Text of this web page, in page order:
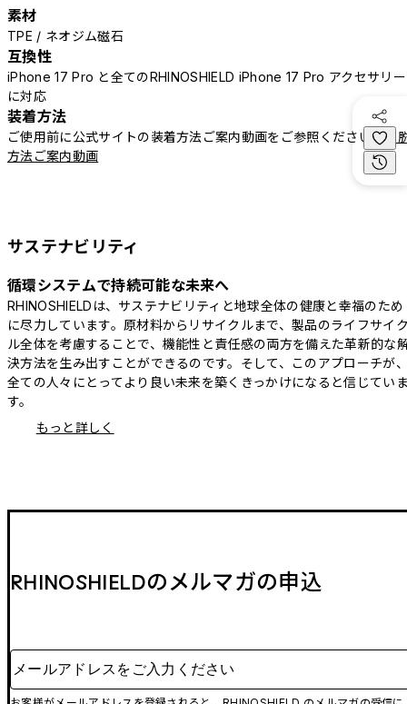
素材
TPE / ネオジム磁石
互換性
iPhone 17 Pro と全てのRHINOSHIELD iPhone 17 Pro アクセサリー
に対応
装着方法
ご使用前に公式サイトの装着方法ご案内動画をご参照ください。着
方法ご案内動画
サステナビリティ
循環システムで持続可能な未来へ
RHINOSHIELDは、サステナビリティと地球全体の健康と幸福のため
に尽力しています。原材料からリサイクルまで、製品のライフサイ
ル全体を考慮することで、機能性と責任感の両方を備えた革新的な
決方法を生み出すことができるのです。そして、このアプローチが
全ての人々にとってより良い未来を築くきっかけになると信じてい
す。
もっと詳しく
RHINOSHIELDのメルマガの申込
メールアドレスをご入力ください